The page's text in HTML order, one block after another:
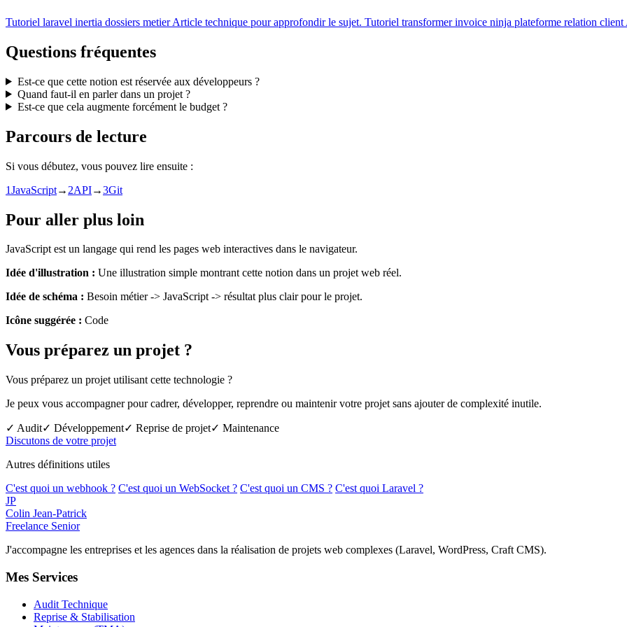
Tutoriel laravel inertia dossiers metier Article technique pour approfondir le sujet. Tutoriel transformer invoice ninja plateforme relation client
Questions fréquentes
Est-ce que cette notion est réservée aux développeurs ?
Quand faut-il en parler dans un projet ?
Est-ce que cela augmente forcément le budget ?
Parcours de lecture
Si vous débutez, vous pouvez lire ensuite :
1JavaScript→ 2API→3Git
Pour aller plus loin
JavaScript est un langage qui rend les pages web interactives dans le navigateur.
Idée d'illustration : Une illustration simple montrant cette notion dans un projet web réel.
Idée de schéma : Besoin métier -> JavaScript -> résultat plus clair pour le projet.
Icône suggérée : Code
Vous préparez un projet ?
Vous préparez un projet utilisant cette technologie ?
Je peux vous accompagner pour cadrer, développer, reprendre ou maintenir votre projet sans ajouter de complexité inutile.
✓ Audit✓ Développement✓ Reprise de projet✓ Maintenance
Discutons de votre projet
Autres définitions utiles
C'est quoi un webhook ? C'est quoi un WebSocket ? C'est quoi un CMS ? C'est quoi Laravel ?
JP
Colin Jean-Patrick
Freelance Senior
J'accompagne les entreprises et les agences dans la réalisation de projets web complexes (Laravel, WordPress, Craft CMS).
Mes Services
Audit Technique
Reprise & Stabilisation